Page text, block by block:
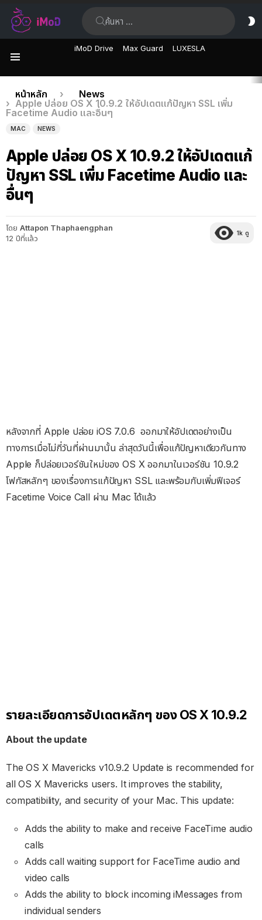
iMoD Drive Max Guard LUXESLA
เรื่อง
ล่าสุด
คุณอยู่ที่นี่:
หน้าหลัก
News
Apple ปล่อย OS X 10.9.2 ให้อัปเดตแก้ปัญหา SSL เพิ่ม
Facetime Audio และอื่นๆ
MAC NEWS
Apple ปล่อย OS X 10.9.2 ให้อัปเดตแก้
ปัญหา SSL เพิ่ม Facetime Audio และ
อื่นๆ
โดย Attapon Thaphaengphan
12 ปีที่แล้ว
1k ดู
หลังจากที่ Apple ปล่อย iOS 7.0.6 ออกมาให้อัปเดตอย่างเป็น
ทางการเมื่อไม่กี่วันที่ผ่านมานั้น ล่าสุดวันนี้เพื่อแก้ปัญหาเดียวกันทาง
Apple ก็ปล่อยเวอร์ชันใหม่ของ OS X ออกมาในเวอร์ชัน 10.9.2
โฟกัสหลักๆ ของเรื่องการแก้ปัญหา SSL และพร้อมกับเพิ่มฟีเจอร์
Facetime Voice Call ผ่าน Mac ได้แล้ว
รายละเอียดการอัปเดตหลักๆ ของ OS X 10.9.2
About the update
The OS X Mavericks v10.9.2 Update is recommended for
all OS X Mavericks users. It improves the stability,
compatibility, and security of your Mac. This update:
Adds the ability to make and receive FaceTime audio
calls
Adds call waiting support for FaceTime audio and
video calls
Adds the ability to block incoming iMessages from
individual senders